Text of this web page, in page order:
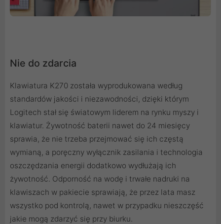
Nie do zdarcia
Klawiatura K270 została wyprodukowana według
standardów jakości i niezawodności, dzięki którym
Logitech stał się światowym liderem na rynku myszy i
klawiatur. Żywotność baterii nawet do 24 miesięcy
sprawia, że nie trzeba przejmować się ich częstą
wymianą, a poręczny wyłącznik zasilania i technologia
oszczędzania energii dodatkowo wydłużają ich
żywotność. Odporność na wodę i trwałe nadruki na
klawiszach w pakiecie sprawiają, że przez lata masz
wszystko pod kontrolą, nawet w przypadku nieszczęść
jakie mogą zdarzyć się przy biurku.